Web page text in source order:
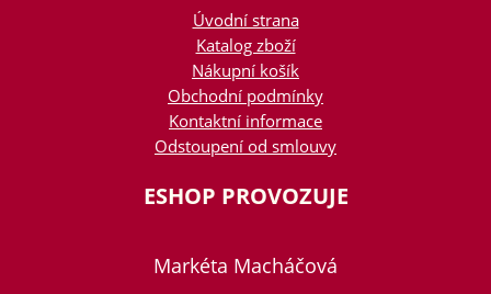
Úvodní strana
Katalog zboží
Nákupní košík
Obchodní podmínky
Kontaktní informace
Odstoupení od smlouvy
ESHOP PROVOZUJE
Markéta Macháčová